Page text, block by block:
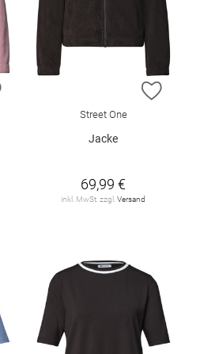
ZUR WUNSCHLISTE HINZUFÜGEN
ZUR
Street One
Jacke
69,99 €
inkl. MwSt. zzgl.Versand